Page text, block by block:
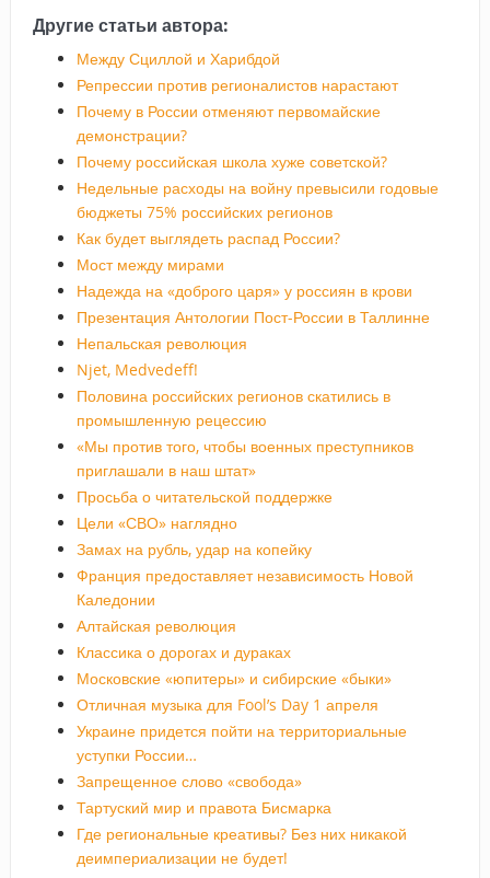
Другие статьи автора:
Между Сциллой и Харибдой
Репрессии против регионалистов нарастают
Почему в России отменяют первомайские
демонстрации?
Почему российская школа хуже советской?
Недельные расходы на войну превысили годовые
бюджеты 75% российских регионов
Как будет выглядеть распад России?
Мост между мирами
Надежда на «доброго царя» у россиян в крови
Презентация Антологии Пост-России в Таллинне
Непальская революция
Njet, Medvedeff!
Половина российских регионов скатились в
промышленную рецессию
«Мы против того, чтобы военных преступников
приглашали в наш штат»
Просьба о читательской поддержке
Цели «СВО» наглядно
Замах на рубль, удар на копейку
Франция предоставляет независимость Новой
Каледонии
Алтайская революция
Классика о дорогах и дураках
Московские «юпитеры» и сибирские «быки»
Отличная музыка для Fool’s Day 1 апреля
Украине придется пойти на территориальные
уступки России…
Запрещенное слово «свобода»
Тартуский мир и правота Бисмарка
Где региональные креативы? Без них никакой
деимпериализации не будет!